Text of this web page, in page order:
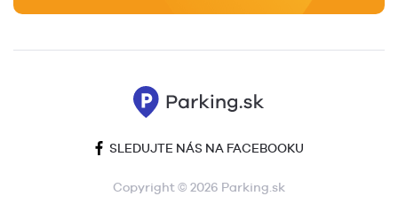
SLEDUJTE NÁS NA FACEBOOKU
Copyright © 2026 Parking.sk